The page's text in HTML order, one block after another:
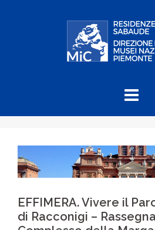
EFFIMERA. Vivere il
di Racconigi –